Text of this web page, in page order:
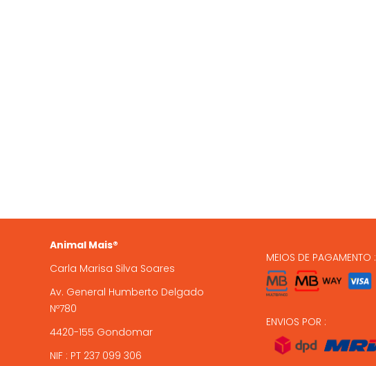
Animal Mais®
Carla Marisa Silva Soares
Av. General Humberto Delgado
Nº780
4420-155 Gondomar
NIF : PT 237 099 306
MEIOS DE PAGAMENTO :
ENVIOS POR :